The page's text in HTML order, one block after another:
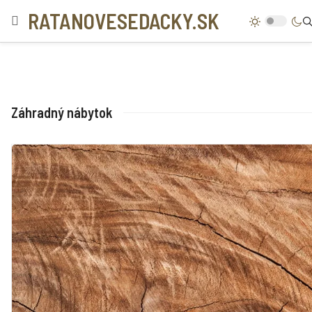
RATANOVESEDACKY.SK
Záhradný nábytok